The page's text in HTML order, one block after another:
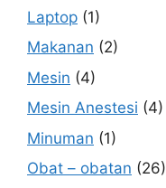
Laptop (1)
Makanan (2)
Mesin (4)
Mesin Anestesi (4)
Minuman (1)
Obat – obatan (26)